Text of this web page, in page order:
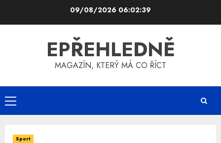
09/08/2026 06:02:39
EPŘEHLEDNĚ
MAGAZÍN, KTERÝ MÁ CO ŘÍCT
Primary
Menu
Sport